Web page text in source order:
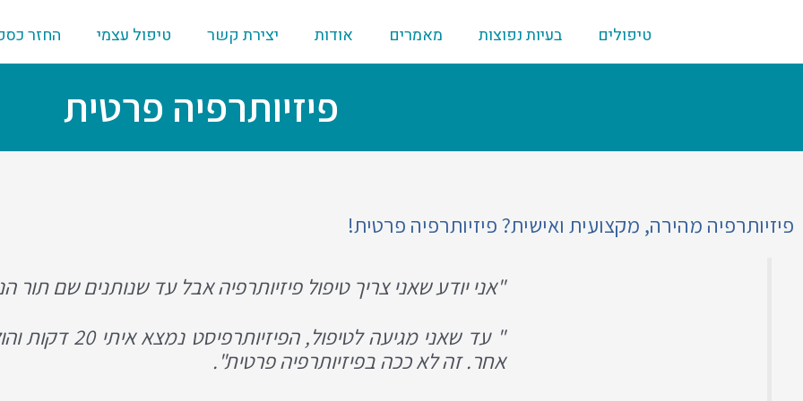
טיפולים בעיות נפוצות מאמרים אודות יצירת קשר טיפול עצמי החזר
פיזיותרפיה פרטית
פיזיותרפיה מהירה, מקצועית ואישית? פיזיותרפיה פרטית!
"אני יודע שאני צריך טיפול פיזיותרפיה אבל עד שנותנים שם
" עד שאני מגיעה לטיפול,
אחר. זה לא ככה בפיזיותרפיה פרטית".